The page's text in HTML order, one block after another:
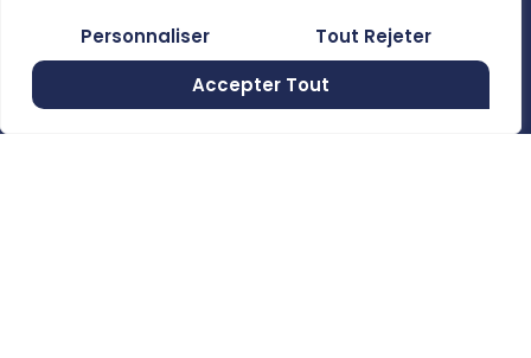
Personnaliser
Tout Rejeter
Accepter Tout
Moncheret
Gerpinnes,
confidentialité
Conditions
générales de
vous
stockage et